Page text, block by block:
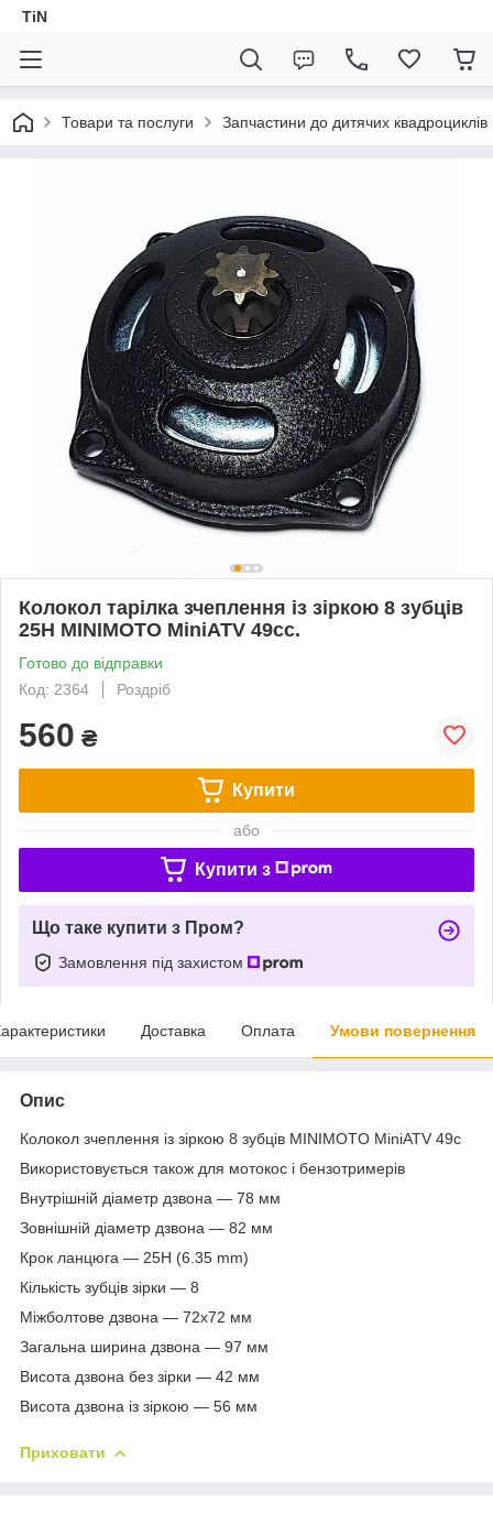
TiN
Товари та послуги Запчастини до дитячих квадроциклів
Колокол тарілка зчеплення із зіркою 8 зубців
25H MINIMOTO MiniATV 49сс.
Готово до відправки
Код: 2364
Роздріб
560 ₴
Купити
або
Купити з
Що таке купити з Пром?
Замовлення під захистом
Доставка Оплата Умови повернення
Опис
Колокол зчеплення із зіркою 8 зубців MINIMOTO MiniATV 49c
Використовується також для мотокос і бензотримерів
Внутрішній діаметр дзвона — 78 мм
Зовнішній діаметр дзвона — 82 мм
Крок ланцюга — 25H (6.35 mm)
Кількість зубців зірки — 8
Міжболтове дзвона — 72х72 мм
Загальна ширина дзвона — 97 мм
Висота дзвона без зірки — 42 мм
Висота дзвона із зіркою — 56 мм
Приховати